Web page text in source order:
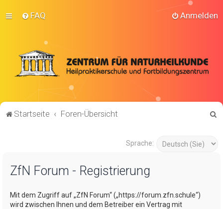
FAQ Anmelden
Startseite Foren-Übersicht
Sprache:
ZfN Forum - Registrierung
Mit dem Zugriff auf „ZfN Forum“ („https://forum.zfn.schule“)
wird zwischen Ihnen und dem Betreiber ein Vertrag mit